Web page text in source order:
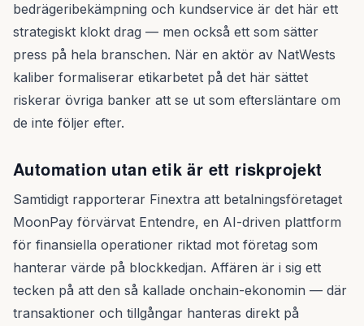
bedrägeribekämpning och kundservice är det här ett
strategiskt klokt drag — men också ett som sätter
press på hela branschen. När en aktör av NatWests
kaliber formaliserar etikarbetet på det här sättet
riskerar övriga banker att se ut som eftersläntare om
de inte följer efter.
Automation utan etik är ett riskprojekt
Samtidigt rapporterar Finextra att betalningsföretaget
MoonPay förvärvat Entendre, en AI-driven plattform
för finansiella operationer riktad mot företag som
hanterar värde på blockkedjan. Affären är i sig ett
tecken på att den så kallade onchain-ekonomin — där
transaktioner och tillgångar hanteras direkt på